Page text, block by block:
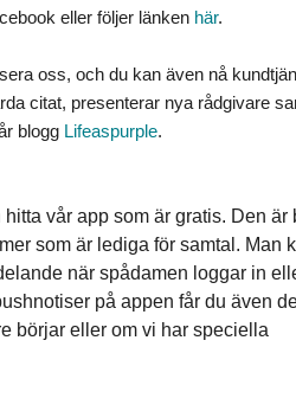
eller följer länken här.
oss, och du kan även nå
citat, presenterar nya rådgivare
blogg Lifeaspurple.
vår app som är gratis. Den är
som är lediga för samtal. Man
när spådamen loggar in
på appen får du även
börjar eller om vi har speciella